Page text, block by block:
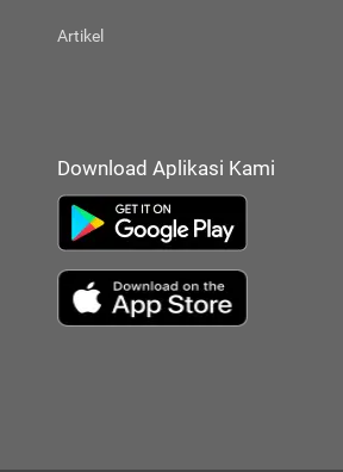
Artikel
Download Aplikasi Kami